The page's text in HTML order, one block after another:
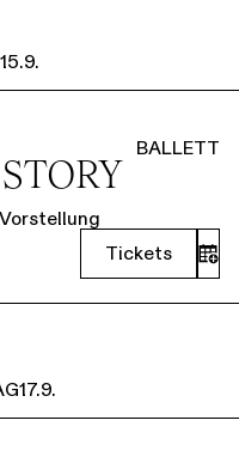
15.9.
BALLETT
Tickets
17.9.